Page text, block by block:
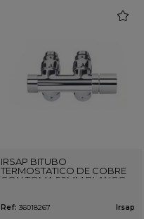
IRSAP BITUBO
TERMOSTATICO DE COBRE
CON TOMA 50MM BLANCO
Ref: 36018267 Irsap